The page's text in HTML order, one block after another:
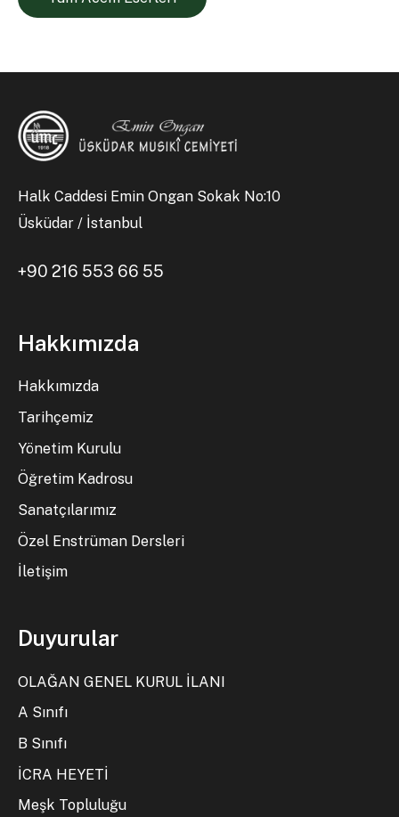
Halk Caddesi Emin Ongan Sokak No:10
Üsküdar / İstanbul
+90 216 553 66 55
Hakkımızda
Hakkımızda
Tarihçemiz
Yönetim Kurulu
Öğretim Kadrosu
Sanatçılarımız
Özel Enstrüman Dersleri
İletişim
Duyurular
OLAĞAN GENEL KURUL İLANI
A Sınıfı
B Sınıfı
İCRA HEYETİ
Meşk Topluluğu